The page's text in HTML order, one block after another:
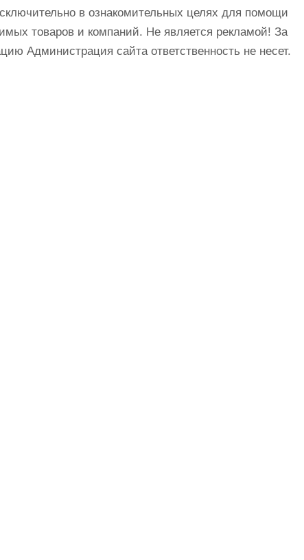
в ознакомительных целях для помощи
товаров и компаний. Не является рекламой! За
Администрация сайта ответственность не несет.